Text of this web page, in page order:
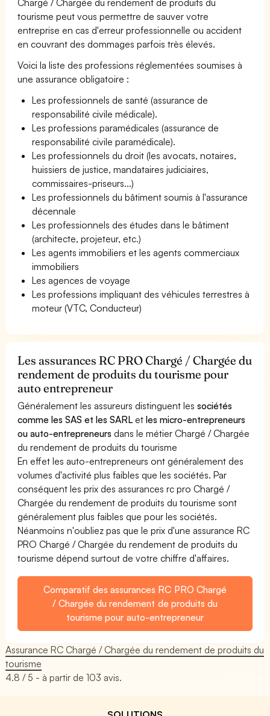
tourisme peut vous permettre de sauver votre
entreprise en cas d'erreur professionnelle ou accident
en couvrant des dommages parfois très élevés.
Voici la liste des professions réglementées soumises à
une assurance obligatoire :
Les professionnels de santé (assurance de
responsabilité civile médicale).
Les professions paramédicales (assurance de
responsabilité civile paramédicale).
Les professionnels du droit (les avocats, notaires,
huissiers de justice, mandataires judiciaires,
commissaires-priseurs...)
Les professionnels du bâtiment soumis à l'assurance
décennale
Les professionnels des études dans le bâtiment
(architecte, projeteur, etc.)
Les agents immobiliers et les agents commerciaux
immobiliers
Les agences de voyage
Les professions impliquant des véhicules terrestres à
moteur (VTC, Conducteur)
Les assurances RC PRO Chargé / Chargée du
rendement de produits du tourisme pour
auto entrepreneur
Généralement les assureurs distinguent lessociétés
comme les SAS et les SARL etles micro-entrepreneurs
ou auto-entrepreneurs dans le métier Chargé / Chargée
du rendement de produits du tourisme
En effet les auto-entrepreneurs ont généralement des
volumes d'activité plus faibles que les sociétés. Par
conséquent les prix des assurances rc pro Chargé /
Chargée du rendement de produits du tourisme sont
généralement plus faibles que pour les sociétés.
Néanmoins n'oubliez pas que le prix d'une assurance RC
PRO Chargé / Chargée du rendement de produits du
tourisme dépend surtout de votre chiffre d'affaires.
Comparatif des assurances RC PRO Chargé
/ Chargée du rendement de produits du
tourisme pour auto-entrepreneur
Assurance RC Chargé / Chargée du rendement de produits du
tourisme
4.8 / 5 - à partir de103 avis.